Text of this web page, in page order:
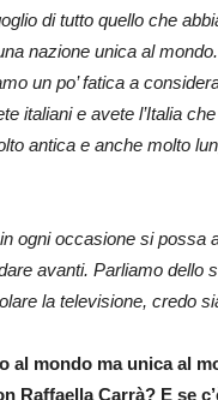
di tutto quello che
nazione unica al mondo.
un po’ fatica a
italiani e avete l’Italia
antica e anche molto
ogni occasione si possa
avanti. Parliamo
la televisione, credo
al mondo ma unica al
Raffaella Carrà? E se